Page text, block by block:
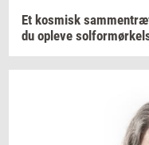
Et kos­misk
du op­le­ve